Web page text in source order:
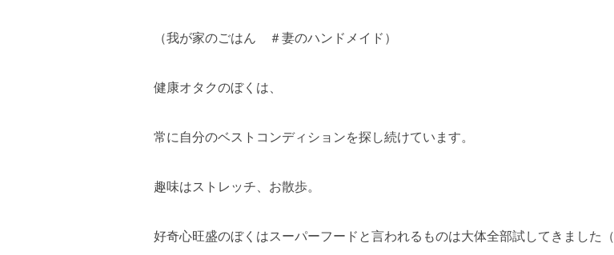
（我が家のごはん ＃妻のハンドメイド）
健康オタクのぼくは、
常に自分のベストコンディションを探し続けています。
趣味はストレッチ、お散歩。
好奇心旺盛のぼくはスーパーフードと言われるものは大体全部試してきました（